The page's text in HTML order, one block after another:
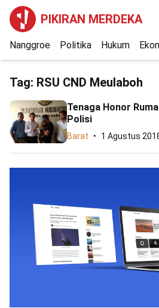
PIKIRAN MERDEKA
Nanggroe Politika Hukum
Tag: RSU CND Meulaboh
Tenaga Honor
Polisi
Barat 1 Agustus